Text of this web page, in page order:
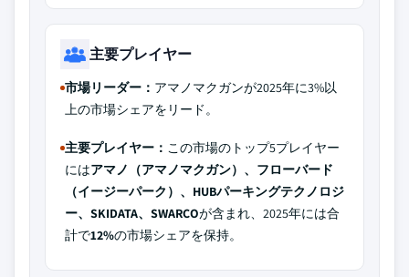
主要プレイヤー
市場リーダー： アマノマクガンが2025年に3%以
上の市場シェアをリード。
主要プレイヤー： この市場のトップ5プレイヤー
にはアマノ（アマノマクガン）、フローバード
（イージーパーク）、HUBパーキングテクノロジ
ー、SKIDATA、SWARCOが含まれ、2025年には合
計で12%の市場シェアを保持。